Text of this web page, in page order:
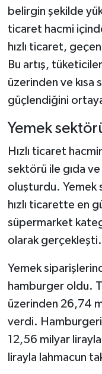
belirgin şekilde
ticaret hacmi
hızlı ticaret,
Bu artış,
üzerinden ve
güçlendiğini
Yemek
Hızlı ticaret
sektörü ile gıda
oluşturdu. Yemek
hızlı ticarette en
süpermarket
olarak gerçekleşti.
Yemek
hamburger oldu.
üzerinden 26,74
verdi.
12,56 milyar
lirayla lahmacun